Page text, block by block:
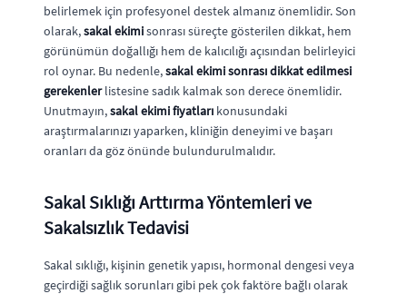
belirlemek için profesyonel destek almanız önemlidir. Son
olarak,sakal ekimisonrası süreçte gösterilen dikkat, hem
görünümün doğallığı hem de kalıcılığı açısından belirleyici
rol oynar. Bu nedenle,sakal ekimi sonrası dikkat edilmesi
gerekenlerlistesine sadık kalmak son derece önemlidir.
Unutmayın,sakal ekimi fiyatları konusundaki
araştırmalarınızı yaparken, kliniğin deneyimi ve başarı
oranları da göz önünde bulundurulmalıdır.
Sakal Sıklığı Arttırma Yöntemleri ve
Sakalsızlık Tedavisi
Sakal sıklığı, kişinin genetik yapısı, hormonal dengesi veya
geçirdiği sağlık sorunları gibi pek çok faktöre bağlı olarak